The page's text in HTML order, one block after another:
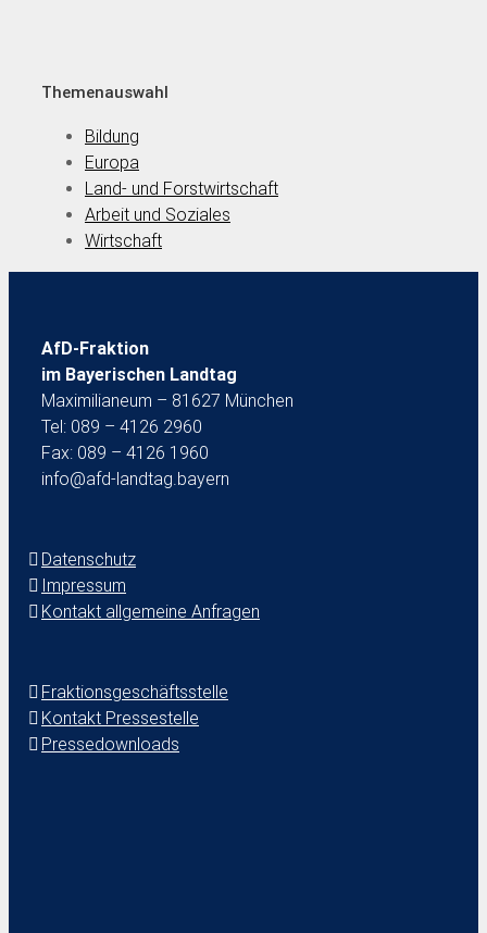
Themenauswahl
Bildung
Europa
Land- und Forstwirtschaft
Arbeit und Soziales
Wirtschaft
AfD-Fraktion
im Bayerischen Landtag
Maximilianeum – 81627 München
Tel: 089 – 4126 2960
Fax: 089 – 4126 1960
info@afd-landtag.bayern
Datenschutz
Impressum
Kontakt allgemeine Anfragen
Fraktionsgeschäftsstelle
Kontakt Pressestelle
Pressedownloads